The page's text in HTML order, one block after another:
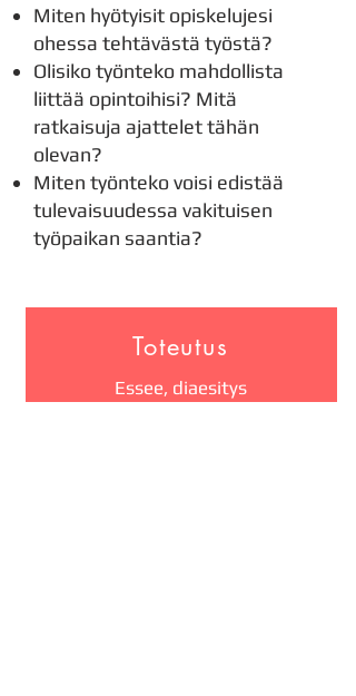
Miten hyötyisit opiskelujesi
ohessa tehtävästä työstä?
Olisiko työnteko mahdollista
liittää opintoihisi? Mitä
ratkaisuja ajattelet tähän
olevan?
Miten työnteko voisi edistää
tulevaisuudessa vakituisen
työpaikan saantia?
Toteutus
Essee, diaesitys